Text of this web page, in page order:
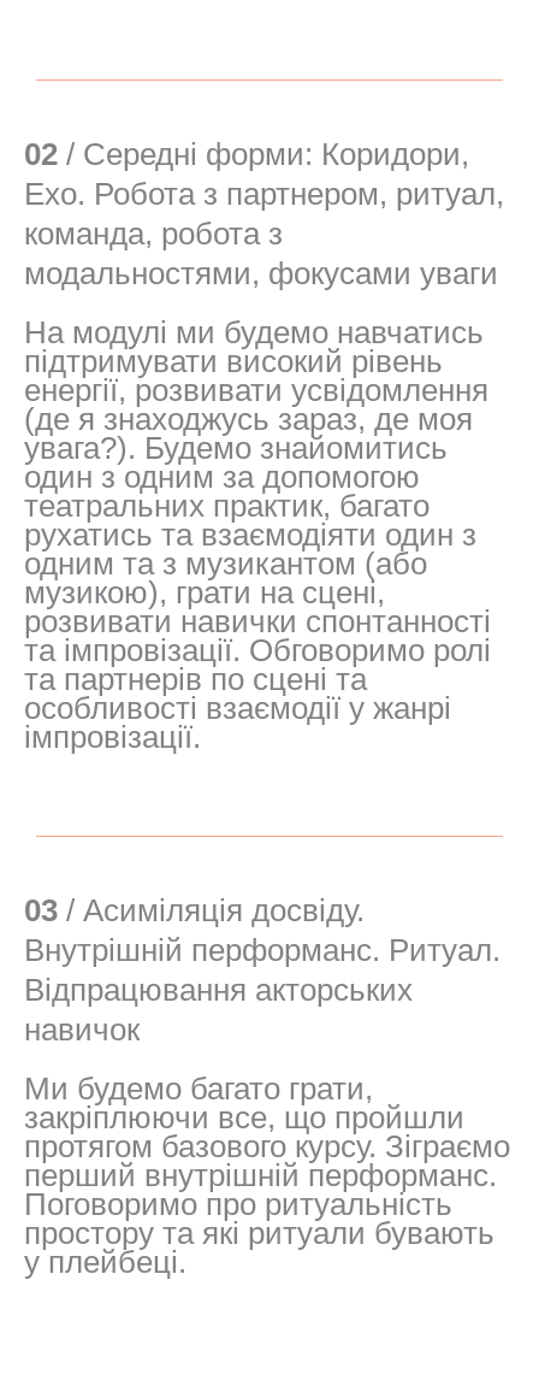
02 / Середні форми: Коридори,
Ехо. Робота з партнером, ритуал,
команда, робота з
модальностями, фокусами уваги
На модулі ми будемо навчатись
підтримувати високий рівень
енергії, розвивати усвідомлення
(де я знаходжусь зараз, де моя
увага?). Будемо знайомитись
один з одним за допомогою
театральних практик, багато
рухатись та взаємодіяти один з
одним та з музикантом (або
музикою), грати на сцені,
розвивати навички спонтанності
та імпровізації. Обговоримо ролі
та партнерів по сцені та
особливості взаємодії у жанрі
імпровізації.
03 / Асиміляція досвіду.
Внутрішній перформанс. Ритуал.
Відпрацювання акторських
навичок
Ми будемо багато грати,
закріплюючи все, що пройшли
протягом базового курсу. Зіграємо
перший внутрішній перформанс.
Поговоримо про ритуальність
простору та які ритуали бувають
у плейбеці.